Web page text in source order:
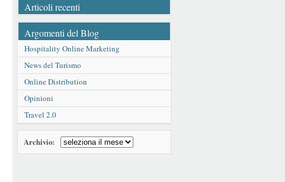
Articoli recenti
Argomenti del Blog
Hospitality Online Marketing
News del Turismo
Online Distribution
Opinioni
Travel 2.0
Archivio: